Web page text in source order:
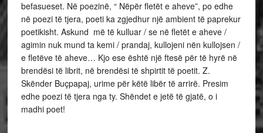
befasueset. Në poezinë, “ Nëpër fletët e aheve”, po edhe
në poezi të tjera, poeti ka zgjedhur një ambient të paprekur
poetikisht. Askund më të kulluar / se në fletët e aheve /
agimin nuk mund ta kemi / prandaj, kullojeni nën kullojsen /
e fletëve të aheve… Kjo ese është një ftesë për të hyrë në
brendësi të librit, në brendësi të shpirtit të poetit. Z.
Skënder Buçpapaj, urime për këtë libër të arrirë. Presim
edhe poezi të tjera nga ty. Shëndet e jetë të gjatë, o i
madhi poet!